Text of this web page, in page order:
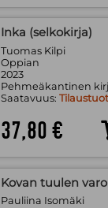
Inka (selkokirja)
Tuomas Kilpi
Oppian
2023
Pehmeäkantinen
Saatavuus:
37,80 €
Kovan tuulen
Pauliina Isomäki